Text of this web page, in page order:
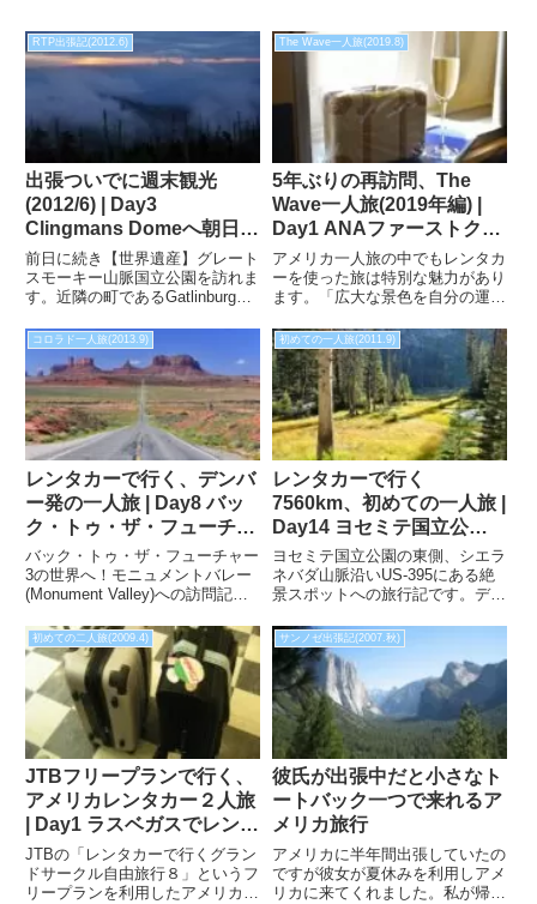
RTP出張記(2012.6)
出張ついでに週末観光
(2012/6) | Day3
Clingmans Domeへ朝日を
拝みに行きました。
前日に続き【世界遺産】グレート
スモーキー山脈国立公園を訪れま
す。近隣の町であるGatlinburgで
国立公園のクリングマンズ・ドー
ム(Clingmans Dome)から朝日を
拝みます。
The Wave一人旅(2019.8)
5年ぶりの再訪問、The
Wave一人旅(2019年編) |
Day1 ANAファーストクラ
スでロサンゼルスへ
アメリカ一人旅の中でもレンタカ
ーを使った旅は特別な魅力があり
ます。「広大な景色を自分の運転
ゼルスでレンタカーを借りまし
た。しかし、「システムの問題に
より料金を多めに請求されてしま
う」という波乱の幕開けとなりま
した。
コロラド一人旅(2013.9)
レンタカーで行く、デンバ
ー発の一人旅 | Day8 バッ
ク・トゥ・ザ・フューチャ
ー3の世界へ、モニュメン
トバレーに行ってきます。
バック・トゥ・ザ・フューチャー
3の世界へ！モニュメントバレー
(Monument Valley)への訪問記で
て行ってもらえるサンセットツア
ーにも参加しました。
初めての一人旅(2011.9)
レンタカーで行く
7560km、初めての一人旅 |
Day14 ヨセミテ国立公園
の東側、シエラネバダ山脈
を満喫します。
ヨセミテ国立公園の東側、シエラ
ネバダ山脈沿いUS-395にある絶
景スポットへの旅行記です。デビ
を訪問し、June Lake Loopをド
ライブしました。どこも見所盛り
だくさんで大満足の1日でした。
初めての二人旅(2009.4)
JTBフリープランで行く、
アメリカレンタカー２人旅
| Day1 ラスベガスでレンタ
カーを借りる
JTBの「レンタカーで行くグラン
ドサークル自由旅行８」というフ
リープランを利用したアメリカ旅
サンノゼ出張記(2007.秋)
彼氏が出張中だと小さなト
ートバック一つで来れるア
メリカ旅行
アメリカに半年間出張していたの
ですが彼女が夏休みを利用しアメ
リカに来てくれました。私が帰る